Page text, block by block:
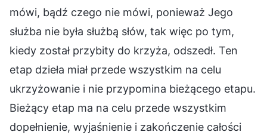
mówi, bądź czego nie mówi, ponieważ Jego
służba nie była służbą słów, tak więc po tym,
kiedy został przybity do krzyża, odszedł. Ten
etap dzieła miał przede wszystkim na celu
ukrzyżowanie i nie przypomina bieżącego etapu.
Bieżący etap ma na celu przede wszystkim
dopełnienie, wyjaśnienie i zakończenie całości